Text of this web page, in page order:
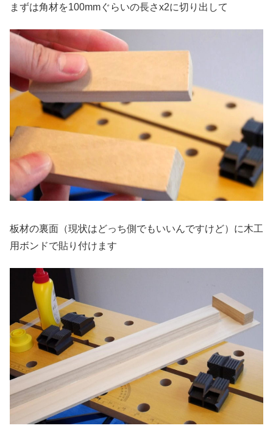
まずは角材を100mmぐらいの長さx2に切り出して
板材の裏面（現状はどっち側でもいいんですけど）に木工
用ボンドで貼り付けます